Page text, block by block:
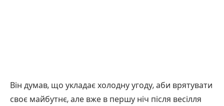
Він думав, що укладає холодну угоду, аби врятувати
своє майбутнє, але вже в першу ніч після весілля